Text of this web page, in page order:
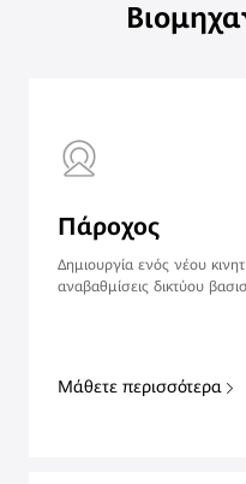
Πάροχος
Δημιουργία ενός νέου
αναβαθμίσεις δικτύου
Μάθετε περισσότερα